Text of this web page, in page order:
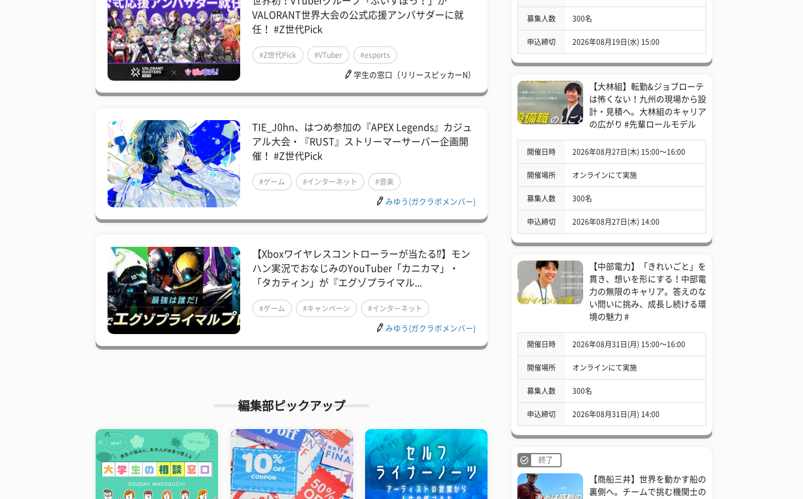
VALORANT世界大会の公式応援アンバサダーに就
任！ #Z世代Pick
#Z世代Pick #VTuber #esports
学生の窓口（リリースピッカーN）
TIE_J0hn、はつめ参加の『APEX Legends』カジュ
アル大会・『RUST』ストリーマーサーバー企画開
催！ #Z世代Pick
#ゲーム #インターネット #音楽
みゆう(ガクラボメンバー)
【Xboxワイヤレスコントローラーが当たる⁉】モン
ハン実況でおなじみのYouTuber「カニカマ」・
「タカティン」が『エグゾプライマル...
#ゲーム #キャンペーン #インターネット
みゆう(ガクラボメンバー)
編集部ピックアップ
募集人数 300名
申込締切 2026年08月19日(水) 15:00
【大林組】転勤&ジョブローテ
は怖くない！九州の現場から設
計・見積へ。大林組のキャリア
の広がり #先輩ロールモデル
開催日時 2026年08月27日(木) 15:00〜16:00
開催場所 オンラインにて実施
募集人数 300名
申込締切 2026年08月27日(木) 14:00
【中部電力】「きれいごと」を
貫き、想いを形にする！中部電
力の無限のキャリア。答えのな
い問いに挑み、成長し続ける環
境の魅力 #
開催日時 2026年08月31日(月) 15:00〜16:00
開催場所 オンラインにて実施
募集人数 300名
申込締切 2026年08月31日(月) 14:00
終了
【商船三井】世界を動かす船の
裏側へ。チームで挑む機関士の